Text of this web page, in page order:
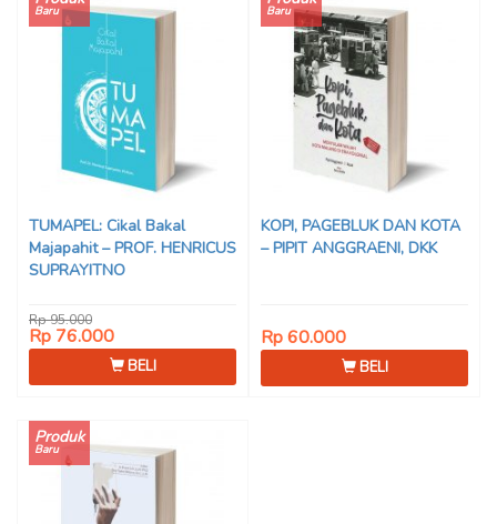
Baru
TUMAPEL: Cikal Bakal
Majapahit – PROF. HENRICUS
SUPRAYITNO
Rp 95.000
Rp 76.000
BELI
Baru
KOPI, PAGEBLUK DAN KOTA
– PIPIT ANGGRAENI, DKK
Rp 60.000
BELI
Produk
Baru